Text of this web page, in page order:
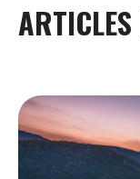
ARTICLES